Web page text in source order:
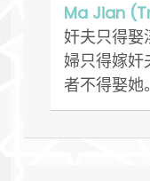
Ma Jian
奸夫只得娶
婦只得嫁奸
者不得娶她。